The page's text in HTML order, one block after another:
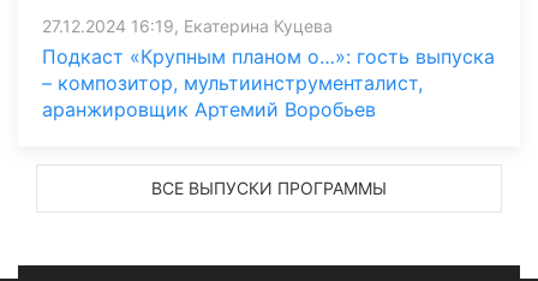
27.12.2024 16:19, Екатерина Куцева
Подкаст «Крупным планом о…»: гость выпуска
– композитор, мультиинструменталист,
аранжировщик Артемий Воробьев
ВСЕ ВЫПУСКИ ПРОГРАММЫ